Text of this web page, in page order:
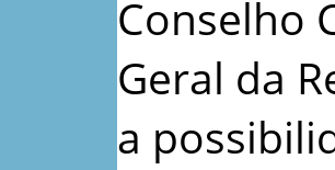
Conselho
Geral da
a